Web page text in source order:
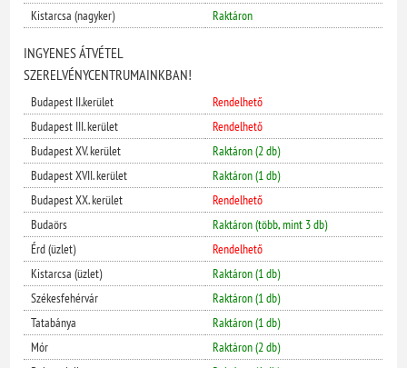
Kistarcsa (nagyker)
Raktáron
INGYENES ÁTVÉTEL
SZERELVÉNYCENTRUMAINKBAN!
Budapest II.kerület
Rendelhető
Budapest III. kerület
Rendelhető
Budapest XV. kerület
Raktáron (2 db)
Budapest XVII. kerület
Raktáron (1 db)
Budapest XX. kerület
Rendelhető
Budaörs
Raktáron (több, mint 3 db)
Érd (üzlet)
Rendelhető
Kistarcsa (üzlet)
Raktáron (1 db)
Székesfehérvár
Raktáron (1 db)
Tatabánya
Raktáron (1 db)
Mór
Raktáron (2 db)